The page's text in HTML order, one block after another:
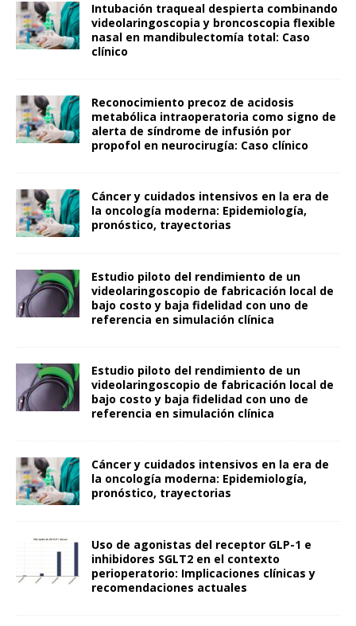
Intubación traqueal despierta combinando
videolaringoscopia y broncoscopia flexible
nasal en mandibulectomía total: Caso
clínico
Reconocimiento precoz de acidosis
metabólica intraoperatoria como signo de
alerta de síndrome de infusión por
propofol en neurocirugía: Caso clínico
Cáncer y cuidados intensivos en la era de
la oncología moderna: Epidemiología,
pronóstico, trayectorias
Estudio piloto del rendimiento de un
videolaringoscopio de fabricación local de
bajo costo y baja fidelidad con uno de
referencia en simulación clínica
Estudio piloto del rendimiento de un
videolaringoscopio de fabricación local de
bajo costo y baja fidelidad con uno de
referencia en simulación clínica
Cáncer y cuidados intensivos en la era de
la oncología moderna: Epidemiología,
pronóstico, trayectorias
Uso de agonistas del receptor GLP-1 e
inhibidores SGLT2 en el contexto
perioperatorio: Implicaciones clínicas y
recomendaciones actuales